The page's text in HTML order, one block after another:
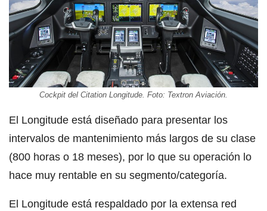
Cockpit del Citation Longitude. Foto: Textron Aviación.
El Longitude está diseñado para presentar los
intervalos de mantenimiento más largos de su clase
(800 horas o 18 meses), por lo que su operación lo
hace muy rentable en su segmento/categoría.
El Longitude está respaldado por la extensa red